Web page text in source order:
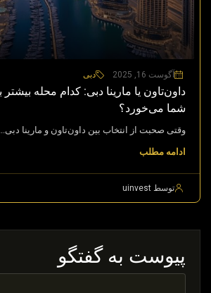
آگوست 16, 2025 دبی
داون‌تاون یا مارینا دبی: کدام محله
شما می‌خورد؟
وقتی صحبت از انتخاب بین داون‌تاون و مارینا دبی...
ادامه مطلب
توسط uinvest
پیوست به گفتگو